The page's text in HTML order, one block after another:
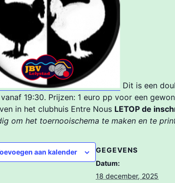
Dit is een
vanaf 19:30. Prijzen: 1 euro pp voor een
in het clubhuis Entre Nous LETOP de
om het toernooischema te maken en te
aan kalender
GEGEVENS
Datum:
18 december, 2025